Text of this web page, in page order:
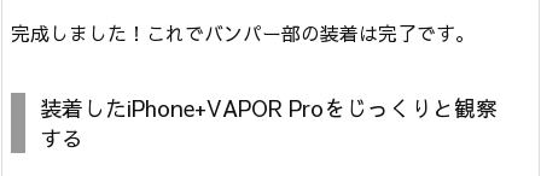
完成しました！これでバンパー部の装着は完了です。
装着したiPhone+VAPOR Proをじっくりと観察
する